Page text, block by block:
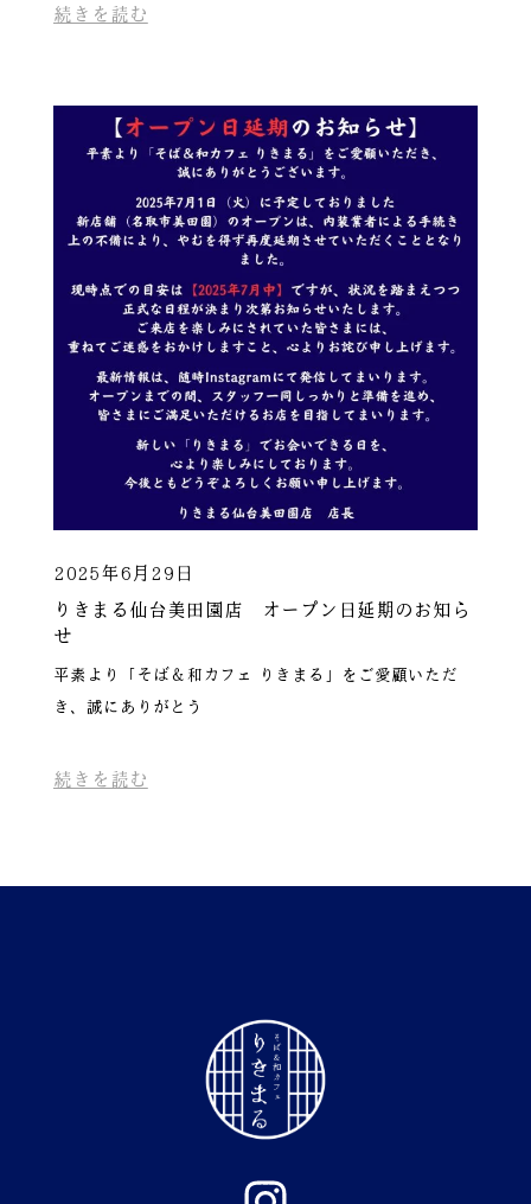
続きを読む
2025年6月29日
りきまる仙台美田園店 オープン日延期のお知ら
せ
平素より「そば＆和カフェ りきまる」をご愛顧いただ
き、誠にありがとう
続きを読む